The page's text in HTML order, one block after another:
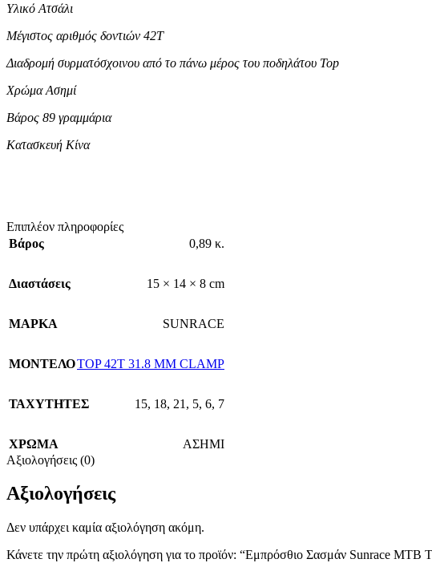
Υλικό Ατσάλι
Μέγιστος αριθμός δοντιών 42T
Διαδρομή συρματόσχοινου από το πάνω μέρος του ποδηλάτου Top
Χρώμα Ασημί
Βάρος 89 γραμμάρια
Κατασκευή Κίνα
Επιπλέον πληροφορίες
Βάρος
0,89 κ.
Διαστάσεις 15 × 14 × 8 cm
ΜΑΡΚΑ SUNRACE
ΜΟΝΤΕΛΟTOP 42T 31.8 MM CLAMP
ΤΑΧΥΤΗΤΕΣ 15, 18, 21 , 5, 6, 7
ΧΡΩΜΑ
ΑΣΗΜΙ
Αξιολογήσεις (0)
Αξιολογήσεις
Δεν υπάρχει καμία αξιολόγηση ακόμη.
Κάνετε την πρώτη αξιολόγηση για το προϊόν: “Εμπρόσθιο Σασμάν Sunrace MTB